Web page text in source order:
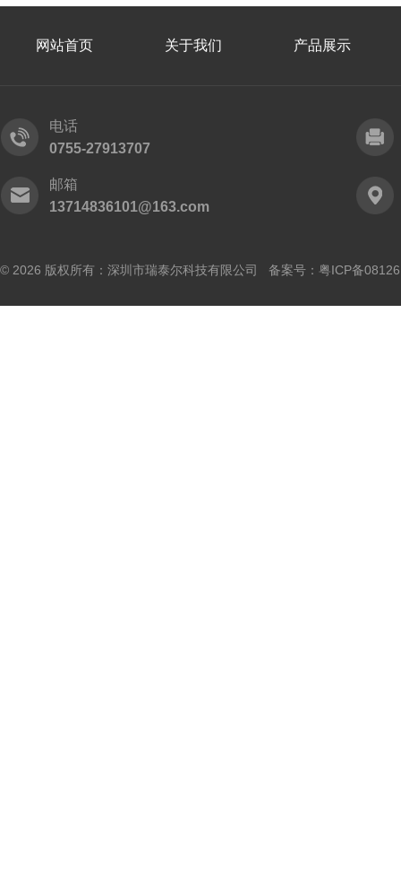
网站首页 关于我们 产品展示
电话
0755-27913707
邮箱
13714836101@163.com
© 2026 版权所有：深圳市瑞泰尔科技有限公司 备案号： 粤ICP备